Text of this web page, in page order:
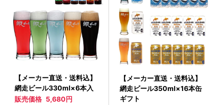
【メーカー直送・送料込】
網走ビール330ml×6本入
販売価格 5,680円
【メーカー直送・送料込】
網走ビール350ml×16本缶
ギフト